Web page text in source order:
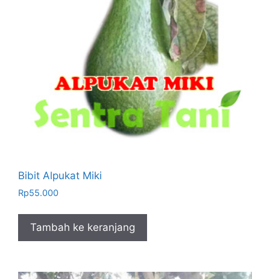
Bibit Alpukat Miki
Rp55.000
Tambah ke keranjang